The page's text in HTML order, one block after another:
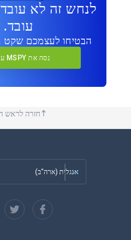
עובד.
הבטיחו לעצמכם שקט
נסה את MSPY עכשיו
חזרה לראש
אנגלית (ארה"ב)